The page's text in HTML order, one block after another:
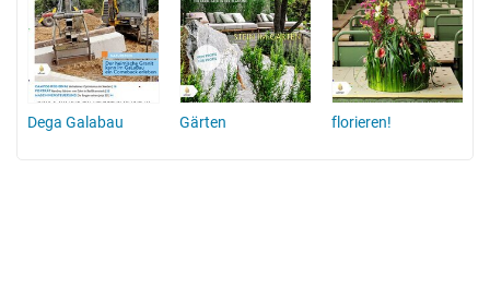
Dega Galabau Gärten florieren!